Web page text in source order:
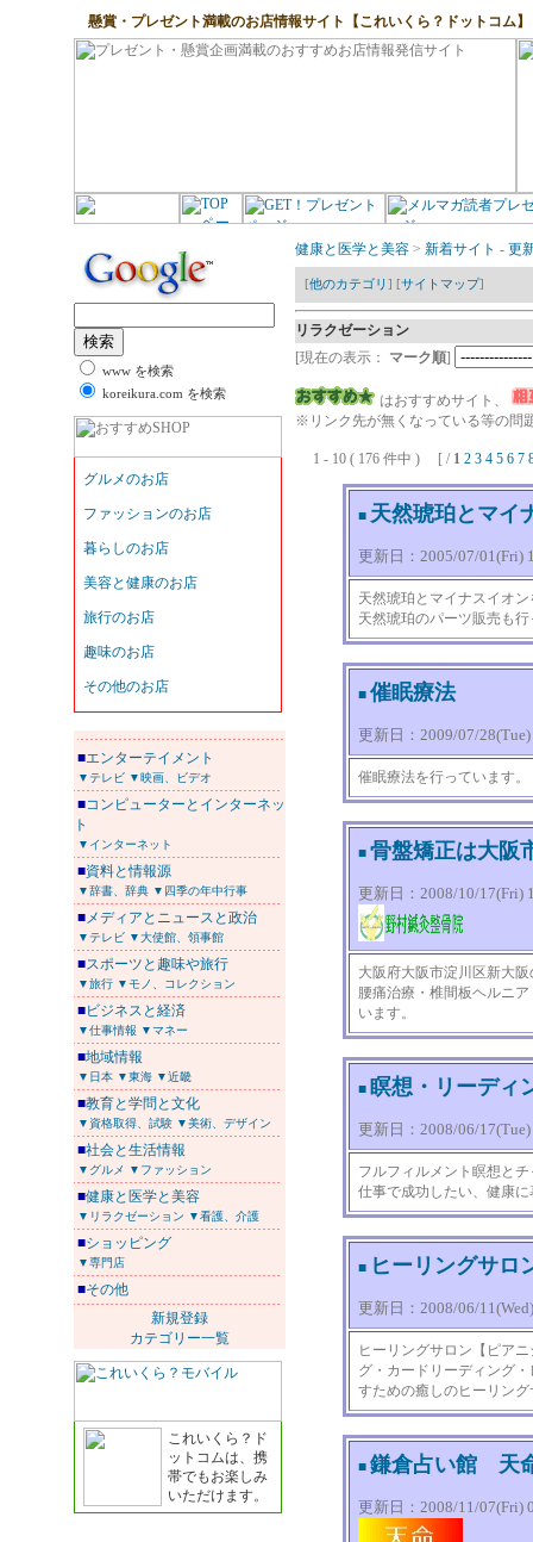
懸賞・プレゼント満載のお店情報サイト【これいくら？ドットコム】
www を検索
koreikura.com を検索
■エンターテイメント
▼テレビ ▼映画、ビデオ
■コンピューターとインターネッ
ト
▼インターネット
■資料と情報源
▼辞書、辞典 ▼四季の年中行事
■メディアとニュースと政治
▼テレビ ▼大使館、領事館
■スポーツと趣味や旅行
▼旅行 ▼モノ、コレクション
■ビジネスと経済
▼仕事情報 ▼マネー
■地域情報
▼日本 ▼東海 ▼近畿
■教育と学問と文化
▼資格取得、試験 ▼美術、デザイン
■社会と生活情報
▼グルメ ▼ファッション
■健康と医学と美容
▼リラクゼーション ▼看護、介護
■ショッピング
▼専門店
■その他
新規登録
カテゴリー一覧
これいくら？ド
ットコムは、携
帯でもお楽しみ
いただけます。
健康と医学と美容 > 新着サイト - 更
[他のカテゴリ ] [サイトマップ]
リラクゼーション
[現在の表示：
マーク順]
はおすすめサイト、
※リンク先が無くなっている等の問
1 - 10 ( 176 件中 ) [ / 1 2 3 4 5 6 7
■ 天然琥珀とマイ
更新日：2005/07/01(Fri)
天然琥珀とマイナスイオ
天然琥珀のパーツ販売も
■ 催眠療法
更新日：2009/07/
催眠療法を行っています。
■ 骨盤矯正は大阪
更新日：2008/10/17(Fri)
大阪府大阪市淀川区新大
腰痛治療・椎間板ヘルニ
います。
■ 瞑想・リーデ
更新日：2008/06/
フルフィルメント瞑想と
仕事で成功したい、健康
■ ヒーリングサロ
更新日：2008/06/
ヒーリングサロン【ピア
グ・カードリーディング
すための癒しのヒーリン
■ 鎌倉占い館
更新日：2008/11/07(Fri)